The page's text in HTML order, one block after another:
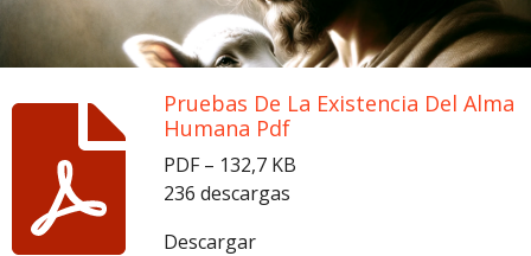
Pruebas De La Existencia Del Alma
Humana Pdf
PDF – 132,7 KB
236 descargas
Descargar